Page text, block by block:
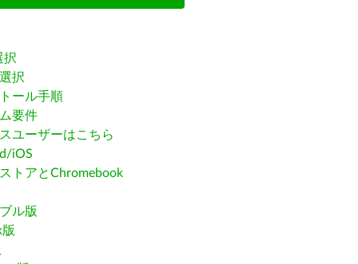
択
択
ール手順
要件
ユーザーはこちら
iOS
トアとChromebook
ル版